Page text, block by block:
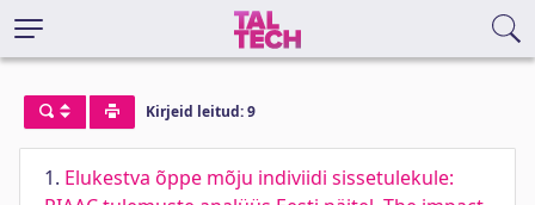
Kirjeid leitud: 9
1. Elukestva õppe mõju indiviidi sissetulekule: